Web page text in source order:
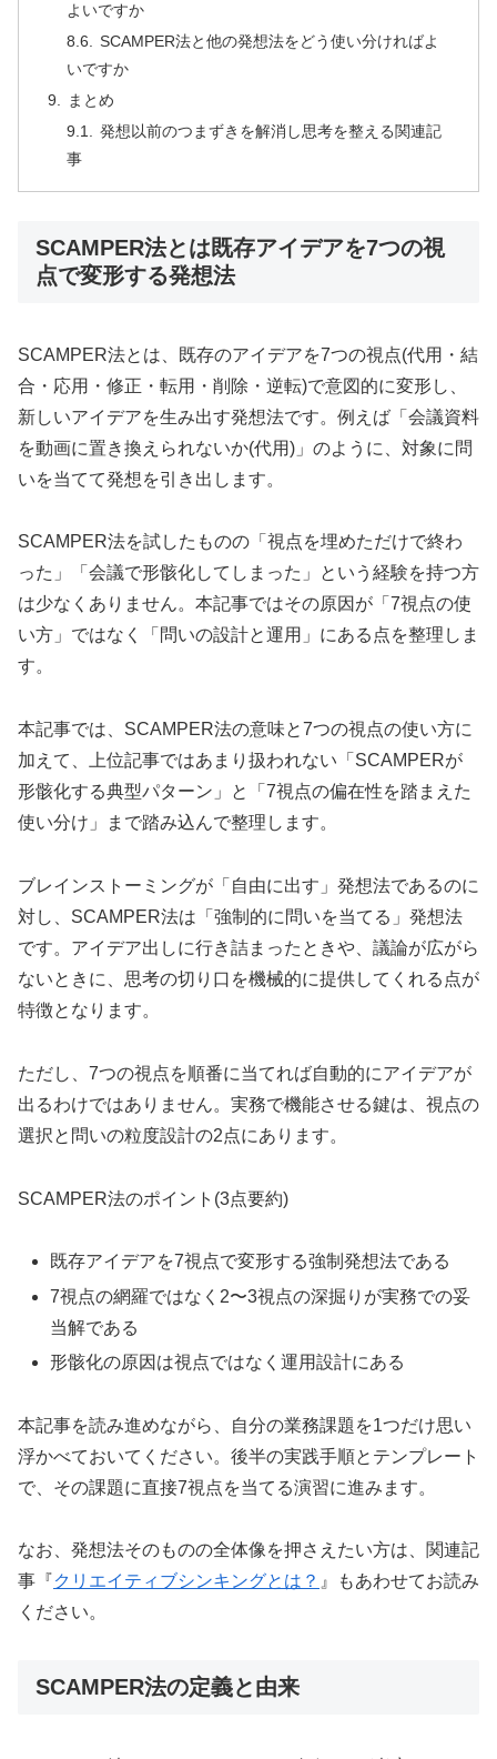
よいですか
SCAMPER法と他の発想法をどう使い分ければよ
いですか
まとめ
発想以前のつまずきを解消し思考を整える関連記
事
SCAMPER法とは既存アイデアを7つの視
点で変形する発想法
SCAMPER法とは、既存のアイデアを7つの視点(代用・結
合・応用・修正・転用・削除・逆転)で意図的に変形し、
新しいアイデアを生み出す発想法です。例えば「会議資料
を動画に置き換えられないか(代用)」のように、対象に問
いを当てて発想を引き出します。
SCAMPER法を試したものの「視点を埋めただけで終わ
った」「会議で形骸化してしまった」という経験を持つ方
は少なくありません。本記事ではその原因が「7視点の使
い方」ではなく「問いの設計と運用」にある点を整理しま
す。
本記事では、SCAMPER法の意味と7つの視点の使い方に
加えて、上位記事ではあまり扱われない「SCAMPERが
形骸化する典型パターン」と「7視点の偏在性を踏まえた
使い分け」まで踏み込んで整理します。
ブレインストーミングが「自由に出す」発想法であるのに
対し、SCAMPER法は「強制的に問いを当てる」発想法
です。アイデア出しに行き詰まったときや、議論が広がら
ないときに、思考の切り口を機械的に提供してくれる点が
特徴となります。
ただし、7つの視点を順番に当てれば自動的にアイデアが
出るわけではありません。実務で機能させる鍵は、視点の
選択と問いの粒度設計の2点にあります。
SCAMPER法のポイント(3点要約)
既存アイデアを7視点で変形する強制発想法である
7視点の網羅ではなく2〜3視点の深掘りが実務での妥
当解である
形骸化の原因は視点ではなく運用設計にある
本記事を読み進めながら、自分の業務課題を1つだけ思い
浮かべておいてください。後半の実践手順とテンプレート
で、その課題に直接7視点を当てる演習に進みます。
なお、発想法そのものの全体像を押さえたい方は、関連記
事『クリエイティブシンキングとは？ 』もあわせてお読み
ください。
SCAMPER法の定義と由来